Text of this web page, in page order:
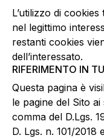
L’utilizzo di
nel legittimo
restanti cookies
dell’interessato.
RIFERIMENTO IN
Questa pagina è
le pagine del Sito ai
comma del D.Lgs.
D. Lgs. n. 101/